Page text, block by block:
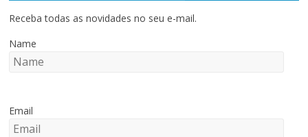
Receba todas as novidades no seu e-mail.
Name
Email